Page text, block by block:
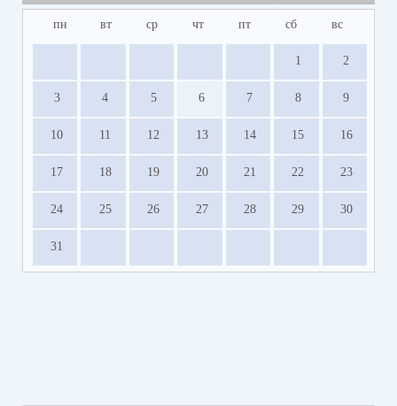
пн вт ср чт пт сб вс
1 2
3 4 5 6 7 8 9
10 11 12 13 14 15 16
17 18 19 20 21 22 23
24 25 26 27 28 29 30
31